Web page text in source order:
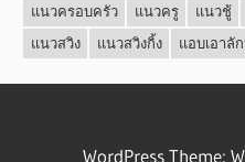
แนวครอบครัว
แนวครู แนวชู้
แนวสวิง
แนวสวิงกิ้ง แอบเอาลั
WordPress Theme: